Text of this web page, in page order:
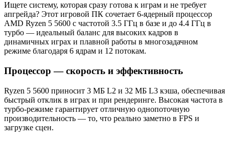
Ищете систему, которая сразу готова к играм и не требует
апгрейда? Этот игровой ПК сочетает 6‑ядерный процессор
AMD Ryzen 5 5600 с частотой 3.5 ГГц в базе и до 4.4 ГГц в
турбо — идеальный баланс для высоких кадров в
динамичных играх и плавной работы в многозадачном
режиме благодаря 6 ядрам и 12 потокам.
Процессор — скорость и эффективность
Ryzen 5 5600 приносит 3 МБ L2 и 32 МБ L3 кэша, обеспечивая
быстрый отклик в играх и при рендеринге. Высокая частота в
турбо‑режиме гарантирует отличную однопоточную
производительность — то, что реально заметно в FPS и
загрузке сцен.